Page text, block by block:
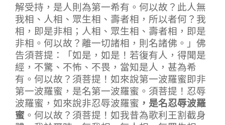
解受持，是人則為第一希有。何以故？此人無
我相、人相、眾生相、壽者相，所以者何？我
相，即是非相；人相、眾生相、壽者相，即是
非相。何以故？離一切諸相，則名諸佛。」佛
告須菩提：「如是，如是！若復有人，得聞是
經，不驚、不怖、不畏，當知是人，甚為希
有。何以故？須菩提！如來說第一波羅蜜即非
第一波羅蜜，是名第一波羅蜜。須菩提！忍辱
波羅蜜，如來說非忍辱波羅蜜 ，是名忍辱波羅
蜜 。何以故？須菩提！如我昔為歌利王割截身